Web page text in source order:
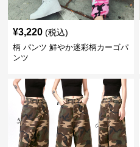
¥3,220 (税込)
柄 パンツ 鮮やか迷彩柄カーゴパ
ンツ